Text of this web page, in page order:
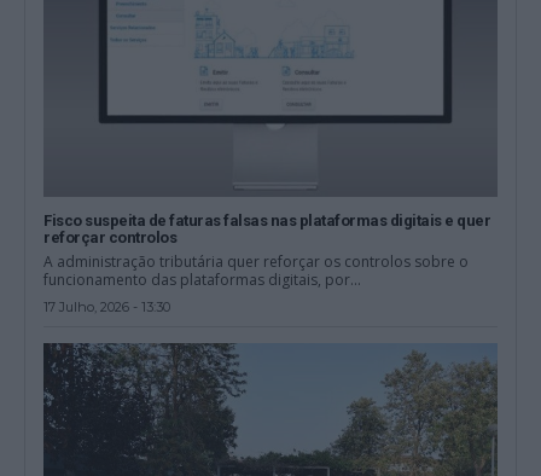
Fisco suspeita de faturas falsas nas plataformas digitais e quer
reforçar controlos
A administração tributária quer reforçar os controlos sobre o
funcionamento das plataformas digitais, por...
17 Julho, 2026 - 13:30